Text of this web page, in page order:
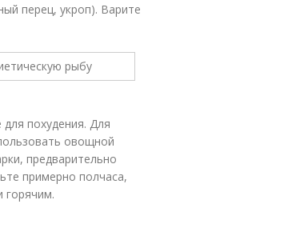
перец, укроп). Варите
похудения. Для
овощной
предварительно
примерно полчаса,
горячим.